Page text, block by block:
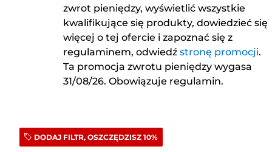
zwrot pieniędzy, wyświetlić wszystkie
kwalifikujące się produkty, dowiedzieć się
więcej o tej ofercie i zapoznać się z
regulaminem, odwiedź stronę promocji.
Ta promocja zwrotu pieniędzy wygasa
31/08/26. Obowiązuje regulamin.
DODAJ FILTR, OSZCZĘDZISZ 10%